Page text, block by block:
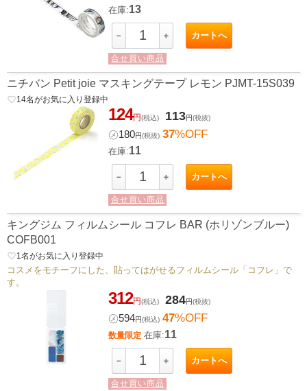
在庫:13
－ ＋ カートへ
合せ買い商品
ニチバン Petit joie マスキングテープ レモン PJMT-15S039
favorite_border14名がお気に入り登録中
124円(税込) 113円(税抜)
㋱180円(税抜) 37%OFF
在庫:11
－ ＋ カートへ
合せ買い商品
キングジム フィルムシール コフレ BAR (ホリゾンブルー)
COFB001
favorite_border1 名がお気に入り登録中
コスメをモチーフにした、貼ってはがせるフィルムシール「コフレ」で
す。
312円(税込) 284円(税抜)
㋱594円(税込) 47%OFF
数量限定 在庫:11
－ ＋ カートへ
合せ買い商品